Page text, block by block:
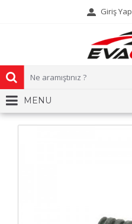
Giriş Yap
MENU